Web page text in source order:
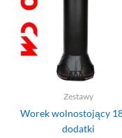
Zestawy
Worek wolnostojący
dodatki